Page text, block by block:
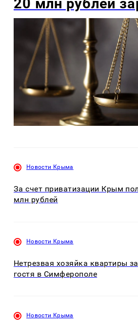
20 млн рублей
Новости Крыма
За счет приватизации Крым
млн рублей
Новости Крыма
Нетрезвая хозяйка квартиры
гостя в Симферополе
Новости Крыма